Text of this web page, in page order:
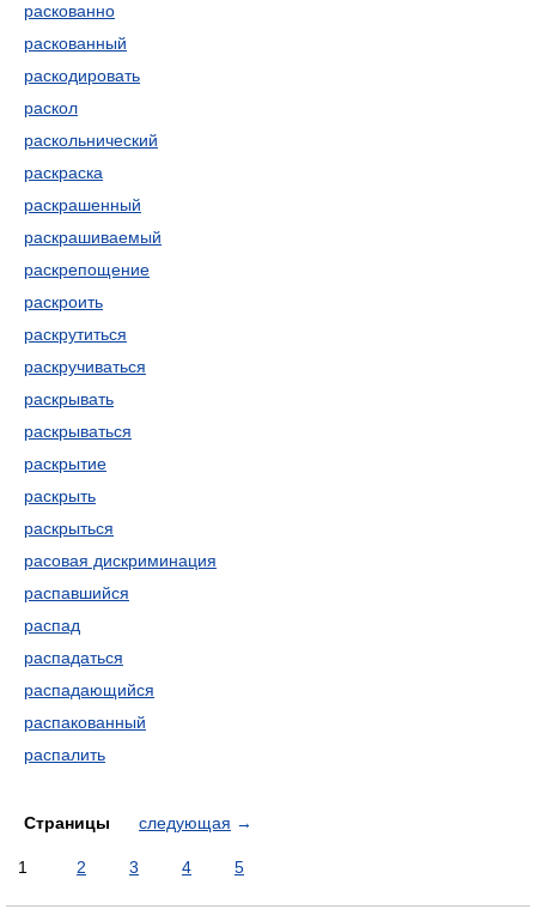
раскованно
раскованный
раскодировать
раскол
раскольнический
раскраска
раскрашенный
раскрашиваемый
раскрепощение
раскроить
раскрутиться
раскручиваться
раскрывать
раскрываться
раскрытие
раскрыть
раскрыться
расовая дискриминация
распавшийся
распад
распадаться
распадающийся
распакованный
распалить
Страницы следующая →
1 2 3 4 5